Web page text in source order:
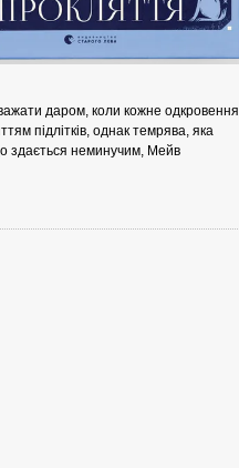
даром, коли кожне одкровення
підлітків, однак темрява, яка
здається неминучим, Мейв